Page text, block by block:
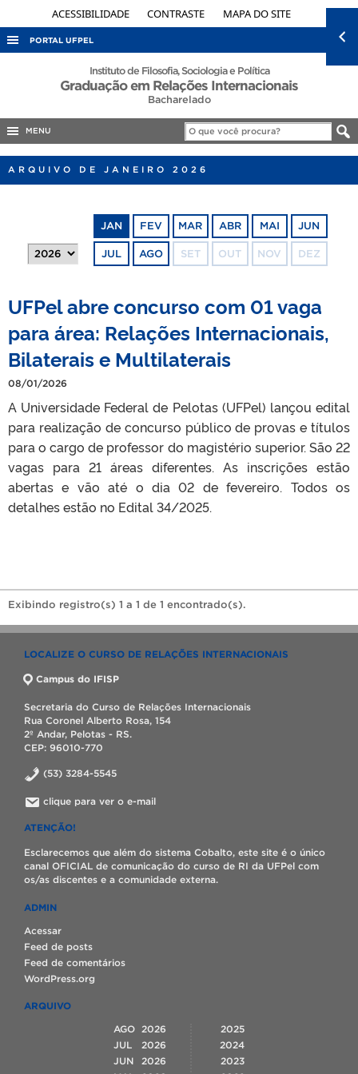
ACESSIBILIDADE CONTRASTE MAPA DO SITE
PORTAL UFPEL
ACESSO À INFORMAÇÃO
PORTARIAS
Instituto de Filosofia, Sociologia e Política
Graduação em Relações Internacionais
Bacharelado
MENU
ARQUIVO DE JANEIRO 2026
JAN FEV MAR ABR MAI JUN
JUL AGO SET OUT NOV DEZ
UFPel abre concurso com 01 vaga
para área: Relações Internacionais,
Bilaterais e Multilaterais
08/01/2026
A Universidade Federal de Pelotas (UFPel) lançou edital
para realização de concurso público de provas e títulos
para o cargo de professor do magistério superior. São 22
vagas para 21 áreas diferentes. As inscrições estão
abertas e vão até o dia 02 de fevereiro. Todos os
detalhes estão no Edital 34/2025.
Exibindo registro(s) 1 a 1 de 1 encontrado(s).
LOCALIZE O CURSO DE RELAÇÕES INTERNACIONAIS
Campus do IFISP
Secretaria do Curso de Relações Internacionais
Rua Coronel Alberto Rosa, 154
2º Andar, Pelotas - RS.
CEP: 96010-770
(53) 3284-5545
clique para ver o e-mail
ATENÇÃO!
Esclarecemos que além do sistema Cobalto, este site é o único
canal OFICIAL de comunicação do curso de RI da UFPel com
os/as discentes e a comunidade externa.
ADMIN
Acessar
Feed de posts
Feed de comentários
WordPress.org
ARQUIVO
AGO
2026
JUL
2026
JUN
2026
2025
2024
2023